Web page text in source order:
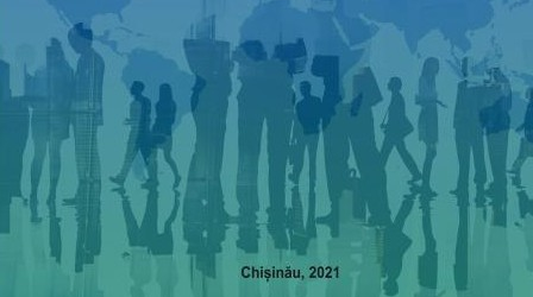
Reports
Projects in progres
Implemented projects
Procedures manual
Notes & positions
Best parctices
Governance transparency
Sociometric Laboratory
People Watch
National Business Agenda